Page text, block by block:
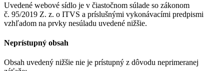
Uvedené webové sídlo je v čiastočnom súlade so zákonom
č. 95/2019 Z. z. o ITVS a príslušnými vykonávacími predpismi
vzhľadom na prvky nesúladu uvedené nižšie.
Neprístupný obsah
Obsah uvedený nižšie nie je prístupný z dôvodu neprimeranej